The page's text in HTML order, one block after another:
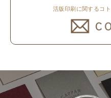
活版印刷に関するコ